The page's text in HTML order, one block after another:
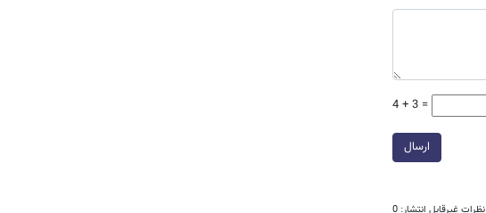
4 + 3 =
ارسال
نظرات غیرقابل انتشار: 0